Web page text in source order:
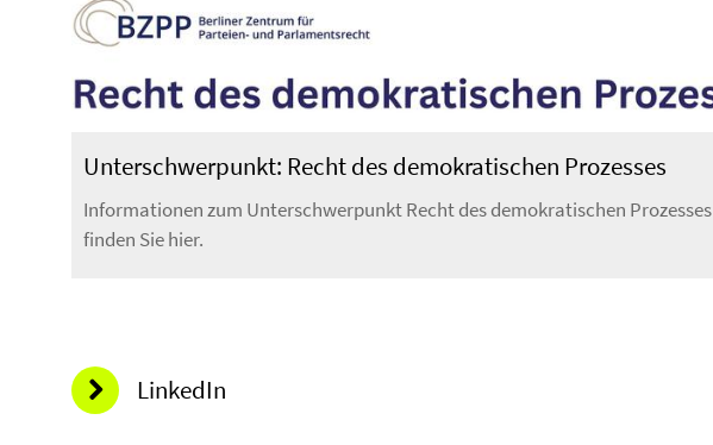
Unterschwerpunkt: Recht des demokratischen Prozesses
Informationen zum Unterschwerpunkt Recht des demokratischen Prozesses
finden Sie hier.
LinkedIn